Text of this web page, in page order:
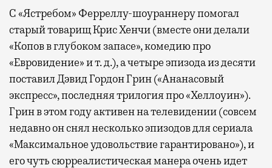
С «Ястребом» Ферреллу-шоураннеру помогал
старый товарищ Крис Хенчи (вместе они делали
«Копов в глубоком запасе», комедию про
«Евровидение» и т. д.), а четыре эпизода из десяти
поставил Дэвид Гордон Грин («Ананасовый
экспресс», последняя трилогия про «Хеллоуин»).
Грин в этом году активен на телевидении (совсем
недавно он снял несколько эпизодов для сериала
«Максимальное удовольствие гарантировано»), и
его чуть сюрреалистическая манера очень идет